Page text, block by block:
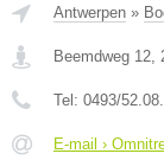
Antwerpen »
Beemdweg 12,
Tel: 0493/
E-mail ›